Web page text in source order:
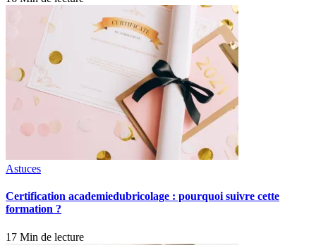
Astuces
Certification academiedubricolage : pourquoi suivre cette
formation ?
17 Min de lecture